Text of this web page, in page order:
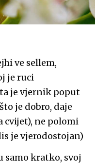
ve sellem,
je ruci
je vjernik poput
je dobro, daje
cvijet), ne polomi
je vjerodostojan)
samo kratko, svoj